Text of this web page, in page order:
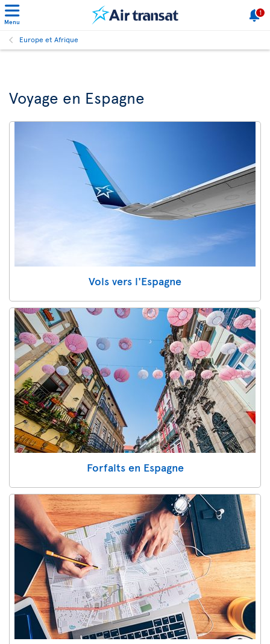
Menu
1
Europe et Afrique
Voyage en Espagne
Vols vers l'Espagne
Forfaits en Espagne